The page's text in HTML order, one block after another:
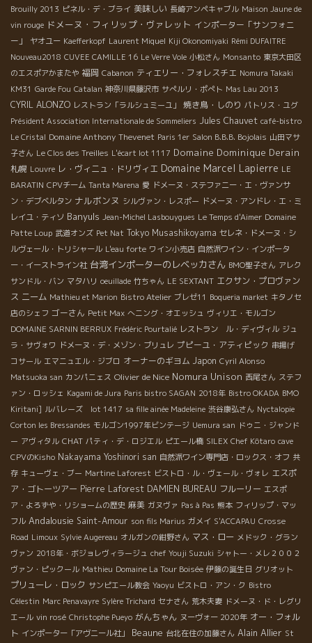
Brouilly 2013 ピネル・デ・ブライ 美味しい 長崎アンペキャブル Maison Jaune de
vin rouge ドメーヌ・フィリップ・ヴァレット インポーター「サンフォニ
ー」
ヤオユー Kaefferkopf Laurent Miquel Kiji Okonomiyaki Rémi DUFAITRE
Nouveau2018 CUVEE CAMILLE 16 Le Verre Vole 小松さん Monsanto 東京大田区
のエスポアかまたや 福岡 Cabanon ティエリー・フォレスチエ Nomura Takaki
KM31 Garde Fou Catalan 神奈川県藤沢市 サぺルリ・ポぺト Mas Lau 2013
CYRIL ALONZO レストラン「ラルシュミーユ」 焼き鳥・しのり パトリス・ユグ
Président Association Internationale de Sommeliers Jules Chauvet café-bistro
Le Cristal Domaine Anthony Thevenet Paris 1er Salon B.B.B. Bojolais 山田マサ
子さん Le Clos des Treilles L'écart lot 1117 Domaine Dominique Derain
札幌 Louvre レ・ヴィニュ・ドリヴィエ Domaine Marcel Lapierre LE
BARATIN CPVチーム Tanta Marena 愛 ドメーヌ・ステファニー・エ・ヴァンサ
ン・デブベルタン ナルボンヌ シルヴァン・レスポー ドメーヌ・アンドレ・エ・ミ
レイユ・ティソ Banyuls Jean-Michel Lasbouygues Le Temps d'Aimer Domaine
Patte Loup 武道オンズ Pet Nat Tokyo Musashikoyama セレネ・ドメーヌ・シ
ルヴェール・トリシャール L'eau forte ワイン小売店 自然派ワイン・インポータ
ー・イーストライン社 台湾インポーターのレベッカさん BMO聖子さん アレク
サンドル・バン マタハリ oeuillade 竹ちゃん LE SEXTANT エクサン・プロヴァン
ス ニーム Mathieu et Marion Bistro Atelier ブレゼ11 Boqueria market キタノセ
店のシェフ ゴーさん Petit Max へニング・オエッシュ ヴィリエ・モルゴン
DOMAINE SARNIN BERRUX Frédéric Pourtalié レストラン ル・ディヴィル ジュ
ラ・サヴォワ ドメーヌ・デ・メゾン・ブリュレ プピーユ・アティピック 串揚げ
コサール エマニュエル・ジブロ オーナーのギヨム Japon Cyril Alonso
Matsuoka san カンパニェス Olivier de Nice Nomura Unison 西尾さん ステフ
ァン・ロッシェ Kagami de Jura Paris bistro SAGAN 2018年 Bistro OKADA BMO
Kiritani] ルバレーズ lot 1417 sa fille ainée Madeleine 渋谷康弘さん Nyctalopie
Corton les Bressandes モルゴン1997年ビンテージ Uemura san ドゥニ・ジャンド
ー アヴィタル CHAT パティ・デ・ロジエル ピエール橋 SILEX Chef Kôtaro cave
CPVのKisho Nakayama Yoshinori san 自然派ワイン専門店・ロックス・オフ 共
存 キューヴェ・ブー Martine Laforest ビストロ・ル・ヴェール・ヴォレ エスポ
ア・ゴトーツアー Pierre Laforest DAMIEN BUREAU フルーリー エスポ
ア・よろずや・リショームの歴史 麻美 ガヌヴァ Pas à Pas 熊本 フィリップ・マッ
フル Andalousie Saint-Amour son fils Marius ガメイ S'ACCAPAU Crosse
Road Limoux Sylvie Augereau オルガンの紺野さん マス・ロー メドック・グラン
ヴァン 2018年・ボジョレヴィラージュ chef Youji Suzuki シャトー・メレ２００２
ヴァン・ピックール Mathieu Domaine La Tour Boisée 伊藤の誕生日 グリオット
プリューレ・ロック サンピエール教会 Yaoyu ビストロ・アン・ク Bistro
Célestin Marc Penavayre Sylère Trichard セナさん 荒木夫妻 ドメーヌ・ド・レグリ
エール vin rosé Christophe Pueyo がんちゃん ヌーヴォー 2020年 オー・フォル
ト インポーター「アヴニール社」 Beaune 台北在住の加藤さん Alain Allier St